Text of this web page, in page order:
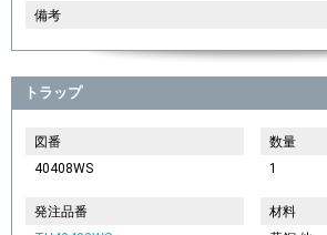
備考
トラップ
図番
40408WS
数量
1
発注品番
材料